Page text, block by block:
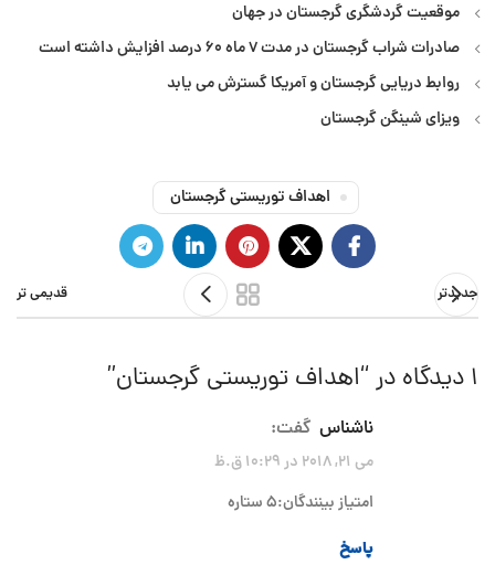
موقعیت گردشگری گرجستان در جهان
صادرات شراب گرجستان در مدت ۷ ماه ۶۰ درصد افزایش داشته است
روابط دریایی گرجستان و آمریکا گسترش می یابد
ویزای شینگن گرجستان
اهداف توریستی گرجستان
جدیدتر قدیمی تر
1 دیدگاه در “ اهداف توریستی گرجستان”
ناشناس گفت:
می 21, 2018 در 10:29 ق.ظ
امتیاز بینندگان:5 ستاره
پاسخ